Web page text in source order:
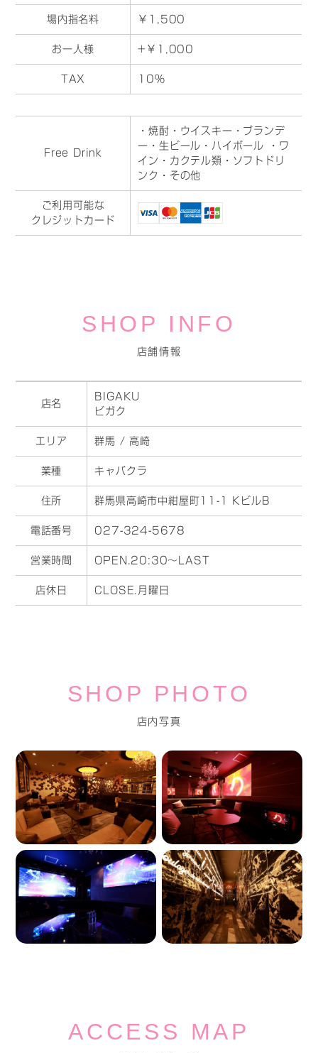
場内指名料 ￥1,500
お一人様 +￥1,000
TAX 10%
Free Drink
・焼酎・ウイスキー・ブランデ
ー・生ビール・ハイボール ・ワ
イン・カクテル類・ソフトドリ
ンク・その他
ご利用可能な
クレジットカード
SHOP INFO
店舗情報
店名
BIGAKU
ビガク
エリア 群馬 / 高崎
業種 キャバクラ
住所 群馬県高崎市中紺屋町11-1 KビルB
電話番号 027-324-5678
営業時間 OPEN.20:30～LAST
店休日 CLOSE.月曜日
SHOP PHOTO
店内写真
ACCESS MAP